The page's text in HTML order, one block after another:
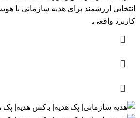
انتخابی ارزشمند برای هدیه سازمانی با
کاربرد واقعی.